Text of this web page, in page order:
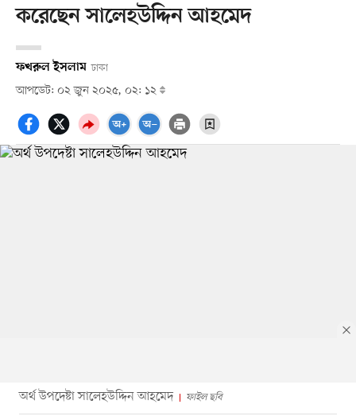
করেছেন সালেহউদ্দিন আহমেদ
ফখরুল ইসলাম ঢাকা
আপডেট: ০২ জুন ২০২৫, ০২: ১২
অর্থ উপদেষ্টা সালেহউদ্দিন আহমেদ ফাইল ছবি